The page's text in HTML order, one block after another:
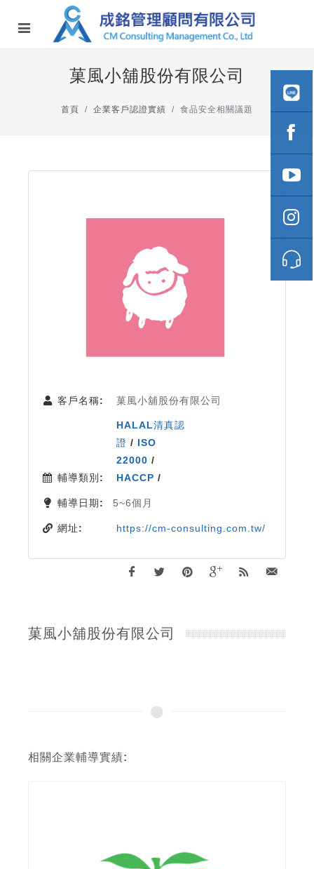
菓風小舖股份有限公司
首頁 企業客戶認證實績 食品安全相關議題
客戶名稱: 菓風小舖股份有限公司
輔導類別:
HALAL清真認
證 / ISO
22000 /
HACCP /
輔導日期: 5~6個月
網址: https://cm-consulting.com.tw/
菓風小舖股份有限公司
相關企業輔導實績: